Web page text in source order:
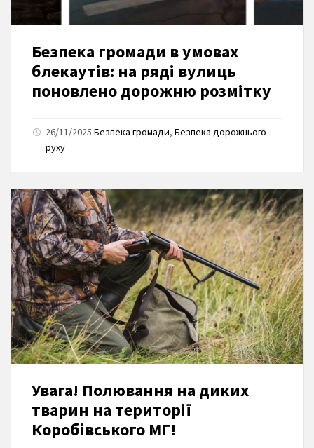
Безпека громади в умовах
блекаутів: на ряді вулиць
поновлено дорожню розмітку
26/11/2025 Безпека громади, Безпека дорожнього
руху
Увага! Полювання на диких
тварин на території
Коробівського МГ!